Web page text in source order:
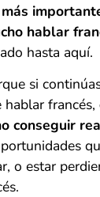
más
hablar
hasta aquí.
si
hablar francés,
conseguir
o estar